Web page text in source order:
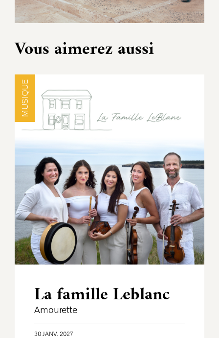
Vous aimerez aussi
MUSIQUE
La famille Leblanc
Amourette
30 JANV. 2027